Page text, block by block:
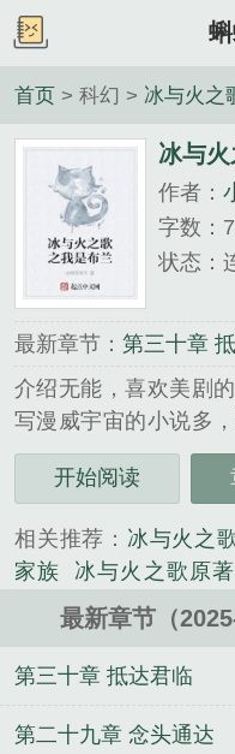
首页 > 科幻 > 冰与火之
冰与
作者：
字数：
状态：
最新章节： 第三十章
介绍无能，喜欢美剧
写漫威宇宙的小说多
你，再吐槽一遍这个
觉得《冰与火之歌之
《冰与火之歌之我是
科幻类小说。
开始阅读
相关推荐： 冰与火之
家族
冰与火之歌原
布兰妮冰与火之歌
冰与火之歌布兰结局
歌布拉佛斯 冰与火之
登冰与火之歌
最新章节（
第三十章 抵达君临
第二十九章 念头通达